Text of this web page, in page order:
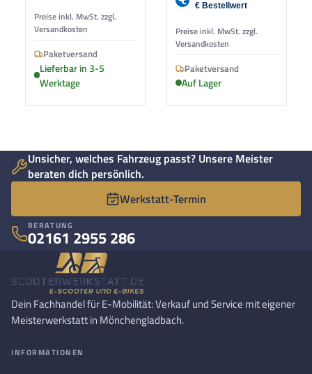
Preise inkl. MwSt. zzgl.
Versandkosten
Paketversand
Lieferbar in 3-5
Werktage
Preise inkl. MwSt. zzgl.
Versandkosten
Paketversand
Auf Lager
Unsicher, welches Fahrzeug passt? Unsere Meister
beraten dich persönlich.
Werkstatt-Termin
BERATUNG
02161 2955 286
Dein Fachhandel für E-Mobilität: Verkauf und Service mit eigener
Meisterwerkstatt in Mönchengladbach.
INFORMATIONEN